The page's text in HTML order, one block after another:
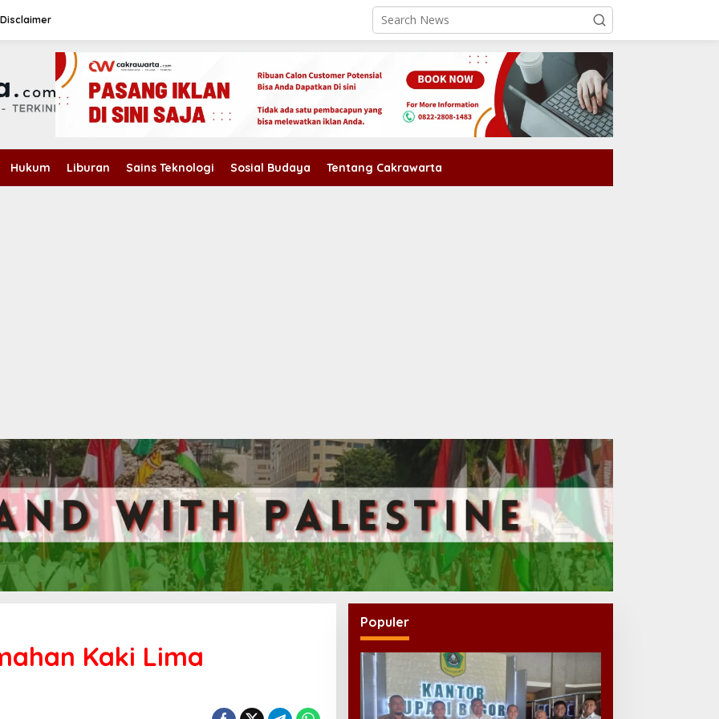
Disclaimer
Hukum Liburan Sains Teknologi Sosial Budaya Tentang Cakrawarta
Kaki Lima
Populer